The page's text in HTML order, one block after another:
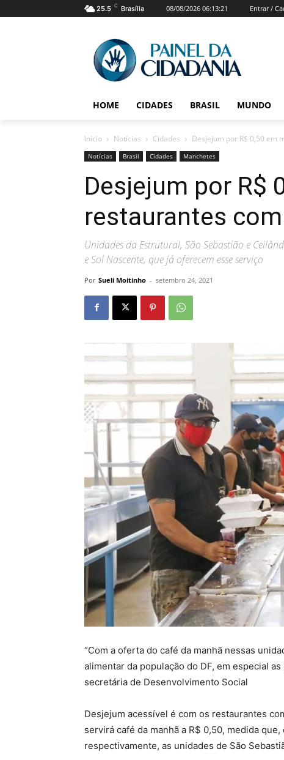
25.5 C Brasília 08/08/2026 06:13:21 Entrar /
HOME CIDADES BRASIL MUNDO
Início Notícias Cidades Desjejum por R$ 0,50 em
Notícias Brasil Cidades Manchetes
Desjejum por R$
restaurantes
Unidades da Estrutural, São Sebastião e
e Sol Nascente, que já oferecem esse serviço
Por Sueli Moitinho - setembro 24, 2021
“Com a oferta do café da manhã nessas
alimentar da população do DF, em especial
secretária de Desenvolvimento Social
Desjejum acessível é com os restaurantes
servirá café da manhã a R$ 0,50, medida
respectivamente, as unidades de São